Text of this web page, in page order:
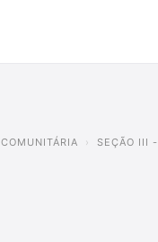
SEÇÃO III -